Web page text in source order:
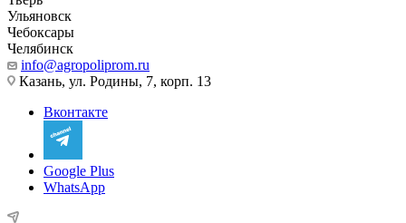
Ульяновск
Чебоксары
Челябинск
info@agropoliprom.ru
Казань, ул. Родины, 7, корп. 13
Вконтакте
Google Plus
WhatsApp